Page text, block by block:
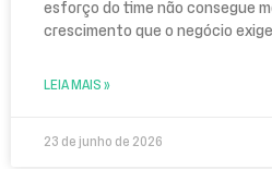
esforço do time não consegue
crescimento que o negócio
LEIA MAIS »
23 de junho de 2026